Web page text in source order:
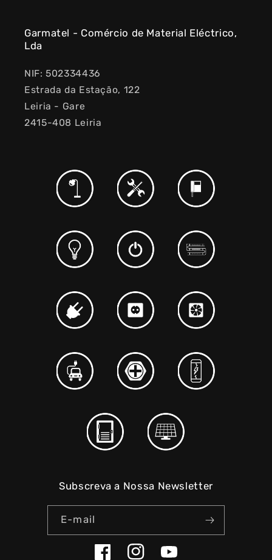
Garmatel - Comércio de Material Eléctrico,
Lda
NIF: 502334436
Estrada da Estação, 122
Leiria - Gare
2415-408 Leiria
Subscreva a Nossa Newsletter
E-mail